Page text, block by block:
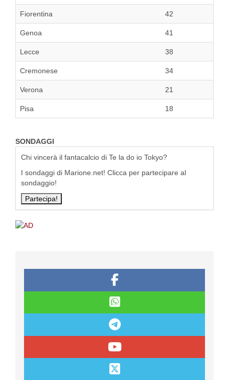
Fiorentina 42
Genoa 41
Lecce 38
Cremonese 34
Verona 21
Pisa 18
SONDAGGI
Chi vincerà il fantacalcio di Te la do io Tokyo?
I sondaggi di Marione.net! Clicca per partecipare al
sondaggio!